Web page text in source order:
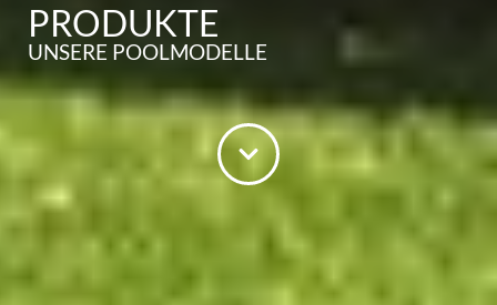
PRODUKTE
UNSERE POOLMODELLE